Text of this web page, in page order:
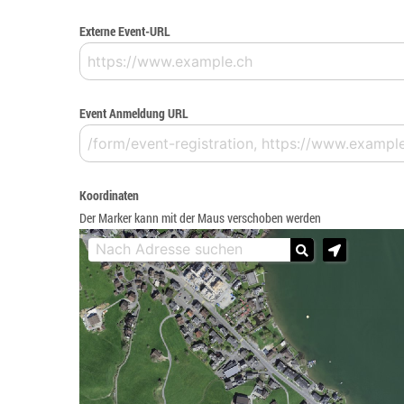
Externe Event-URL
Event Anmeldung URL
Koordinaten
Der Marker kann mit der Maus verschoben werden